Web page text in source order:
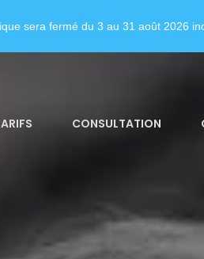
CONSULTATION
sera fermé du 3 au 31 août 2026